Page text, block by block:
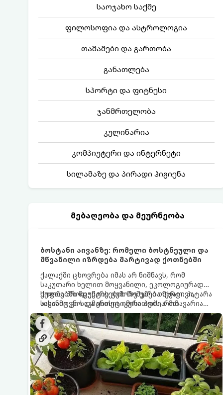
საოჯახო საქმე
ფილოსოფია და ასტროლოგია
თამაშები და გართობა
განათლება
სპორტი და ფიტნესი
ჯანმრთელობა
კულინარია
კომპიუტერი და ინტერნეტი
სილამაზე და პირადი ჰიგიენა
მებაღეობა და მეურნეობა
ბოსტანი აივანზე: რომელი ბოსტნეული და
მწვანილი იზრდება მარტივად ქოთნებში
ქალაქში ცხოვრება იმას არ ნიშნავს, რომ
საკუთარი ხელით მოყვანილი, ეკოლოგიურად
სუფთა პროდუქტის გემოზე უარი თქვათ. პატარა
აივანიც კი საკმარისია იმისათვის, რომ
მოიწყოთ მინი-ბოსტანი, საიდანაც
ყოველდღიურად ახალ, არომატულ მწვანილსა
და ბოსტნეულს მოკრეფთ.
ქოთნებში მცენარეების მოშენება მარტივი,
სასიამოვნო და ესთეტიკური ჰობია. მთავარია
იცოდეთ, რომელი კულტურები ეგუებიან
ქოთნის პირობებს ყველაზე კარგად და როგორ
მოუაროთ მათ სწორად.